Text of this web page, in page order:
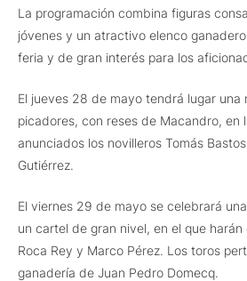
La programación combina figuras
jóvenes y un atractivo elenco
feria y de gran interés para los
El jueves 28 de mayo tendrá lugar una
picadores, con reses de Macandro, en
anunciados los novilleros Tomás
Gutiérrez.
El viernes 29 de mayo se celebrará
un cartel de gran nivel, en el que harán
Roca Rey y Marco Pérez. Los toros
ganadería de Juan Pedro Domecq.